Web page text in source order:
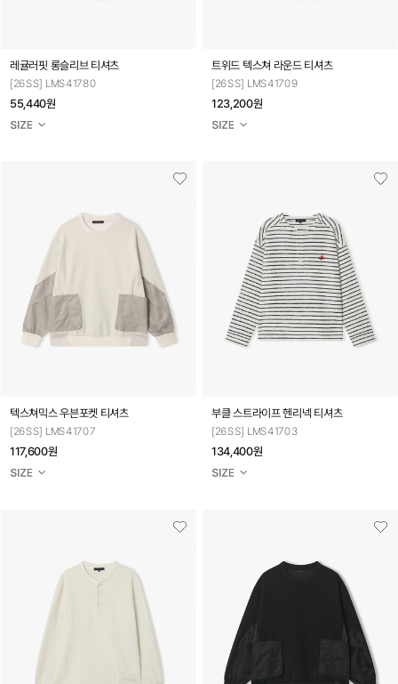
레귤러핏 롱슬리브 티셔츠
[26SS] LMS41780
55,440원
트위드 텍스쳐 라운드 티셔츠
[26SS] LMS41709
123,200원
텍스쳐믹스 우븐포켓 티셔츠
[26SS] LMS41707
117,600원
부클 스트라이프 헨리넥 티셔츠
[26SS] LMS41703
134,400원